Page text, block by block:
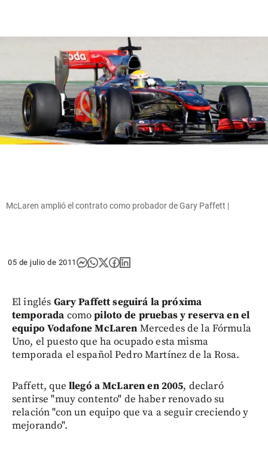
McLaren amplió el contrato como probador de Gary Paffett |
05 de julio de 2011
El inglés Gary Paffett seguirá la próxima
temporada comopiloto de pruebas y reserva en el
equipo Vodafone McLaren Mercedes de la Fórmula
Uno, el puesto que ha ocupado esta misma
temporada el español Pedro Martínez de la Rosa.
Paffett, que llegó a McLaren en 2005, declaró
sentirse "muy contento" de haber renovado su
relación "con un equipo que va a seguir creciendo y
mejorando".